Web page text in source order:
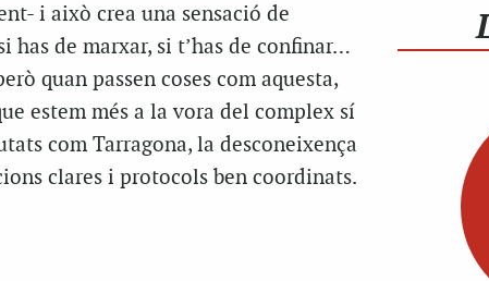
i això crea una sensació de
has de marxar, si t’has de confinar…
quan passen coses com aquesta,
estem més a la vora del complex sí
com Tarragona, la desconeixença
clares i protocols ben coordinats.